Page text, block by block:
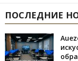
ПОСЛЕДНИЕ